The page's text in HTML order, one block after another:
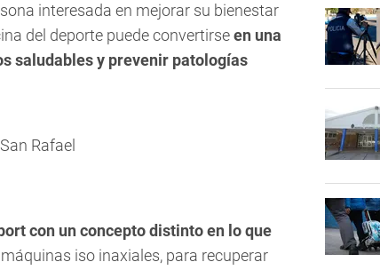
interesada en mejorar su bienestar
del deporte puede convertirseen una
saludables y prevenir patologías
con un concepto distinto en lo que
iso inaxiales, para recuperar